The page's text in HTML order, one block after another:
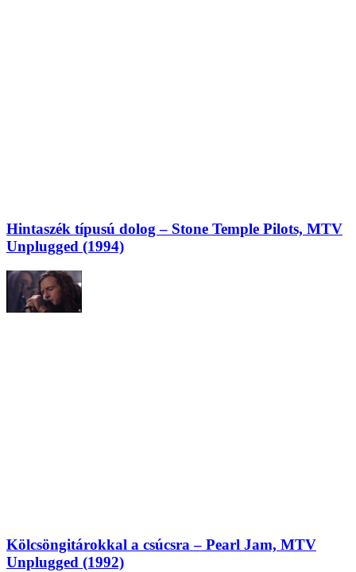
Hintaszék típusú dolog – Stone Temple Pilots, MTV
Unplugged (1994)
Kölcsöngitárokkal a csúcsra – Pearl Jam, MTV
Unplugged (1992)